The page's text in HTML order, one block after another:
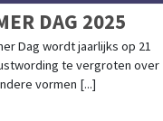
DAG 2025
Dag wordt jaarlijks op 21
te vergroten over
vormen [...]